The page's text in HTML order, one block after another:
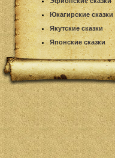
Юкагирские сказки
Якутские сказки
Японские сказки